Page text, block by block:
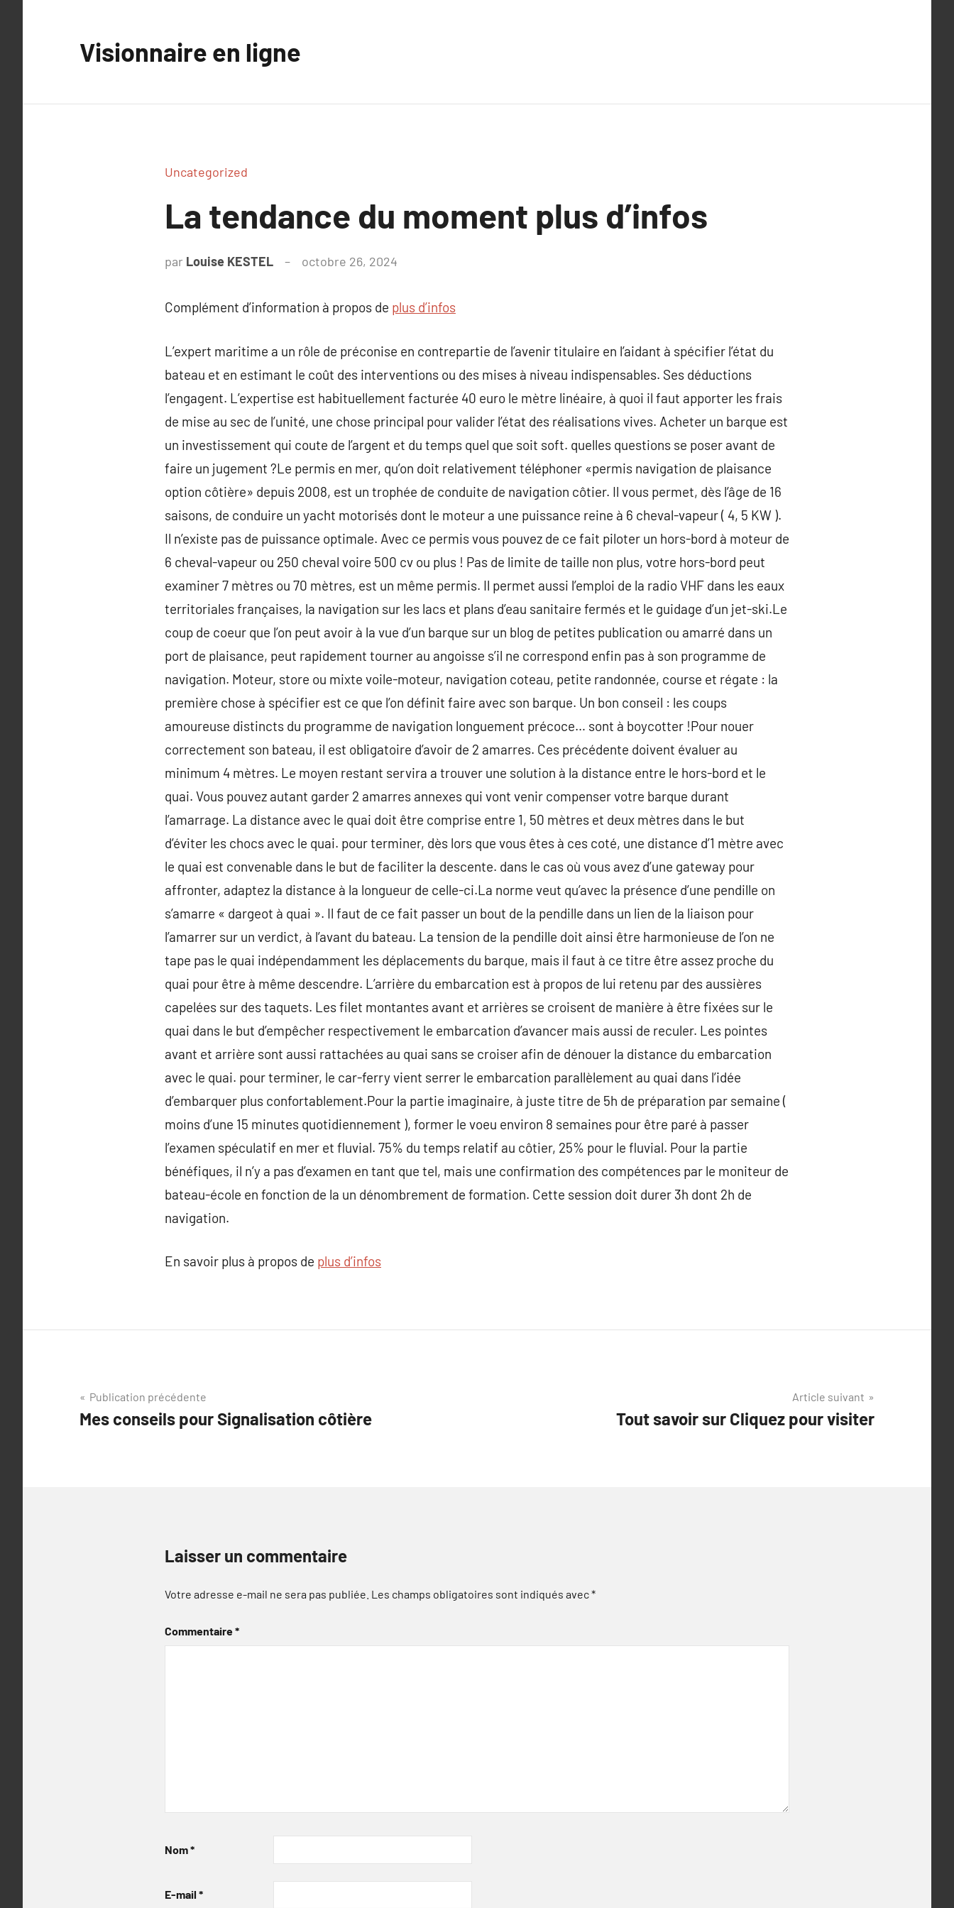
Visionnaire en ligne
Uncategorized
La tendance du moment plus d’infos
par Louise KESTEL octobre 26, 2024
Complément d’information à propos de plus d’infos
L’expert maritime a un rôle de préconise en contrepartie de l’avenir titulaire en l’aidant à spécifier l’état du
bateau et en estimant le coût des interventions ou des mises à niveau indispensables. Ses déductions
l’engagent. L’expertise est habituellement facturée 40 euro le mètre linéaire, à quoi il faut apporter les frais
de mise au sec de l’unité, une chose principal pour valider l’état des réalisations vives. Acheter un barque est
un investissement qui coute de l’argent et du temps quel que soit soft. quelles questions se poser avant de
faire un jugement ?Le permis en mer, qu’on doit relativement téléphoner «permis navigation de plaisance
option côtière» depuis 2008, est un trophée de conduite de navigation côtier. Il vous permet, dès l’âge de 16
saisons, de conduire un yacht motorisés dont le moteur a une puissance reine à 6 cheval-vapeur ( 4, 5 KW ).
Il n’existe pas de puissance optimale. Avec ce permis vous pouvez de ce fait piloter un hors-bord à moteur de
6 cheval-vapeur ou 250 cheval voire 500 cv ou plus ! Pas de limite de taille non plus, votre hors-bord peut
examiner 7 mètres ou 70 mètres, est un même permis. Il permet aussi l’emploi de la radio VHF dans les eaux
territoriales françaises, la navigation sur les lacs et plans d’eau sanitaire fermés et le guidage d’un jet-ski.Le
coup de coeur que l’on peut avoir à la vue d’un barque sur un blog de petites publication ou amarré dans un
port de plaisance, peut rapidement tourner au angoisse s’il ne correspond enfin pas à son programme de
navigation. Moteur, store ou mixte voile-moteur, navigation coteau, petite randonnée, course et régate : la
première chose à spécifier est ce que l’on définit faire avec son barque. Un bon conseil : les coups
amoureuse distincts du programme de navigation longuement précoce… sont à boycotter !Pour nouer
correctement son bateau, il est obligatoire d’avoir de 2 amarres. Ces précédente doivent évaluer au
minimum 4 mètres. Le moyen restant servira a trouver une solution à la distance entre le hors-bord et le
quai. Vous pouvez autant garder 2 amarres annexes qui vont venir compenser votre barque durant
l’amarrage. La distance avec le quai doit être comprise entre 1, 50 mètres et deux mètres dans le but
d’éviter les chocs avec le quai. pour terminer, dès lors que vous êtes à ces coté, une distance d’1 mètre avec
le quai est convenable dans le but de faciliter la descente. dans le cas où vous avez d’une gateway pour
affronter, adaptez la distance à la longueur de celle-ci.La norme veut qu’avec la présence d’une pendille on
s’amarre « dargeot à quai ». Il faut de ce fait passer un bout de la pendille dans un lien de la liaison pour
l’amarrer sur un verdict, à l’avant du bateau. La tension de la pendille doit ainsi être harmonieuse de l’on ne
tape pas le quai indépendamment les déplacements du barque, mais il faut à ce titre être assez proche du
quai pour être à même descendre. L’arrière du embarcation est à propos de lui retenu par des aussières
capelées sur des taquets. Les filet montantes avant et arrières se croisent de manière à être fixées sur le
quai dans le but d’empêcher respectivement le embarcation d’avancer mais aussi de reculer. Les pointes
avant et arrière sont aussi rattachées au quai sans se croiser afin de dénouer la distance du embarcation
avec le quai. pour terminer, le car-ferry vient serrer le embarcation parallèlement au quai dans l’idée
d’embarquer plus confortablement.Pour la partie imaginaire, à juste titre de 5h de préparation par semaine (
moins d’une 15 minutes quotidiennement ), former le voeu environ 8 semaines pour être paré à passer
l’examen spéculatif en mer et fluvial. 75% du temps relatif au côtier, 25% pour le fluvial. Pour la partie
bénéfiques, il n’y a pas d’examen en tant que tel, mais une confirmation des compétences par le moniteur de
bateau-école en fonction de la un dénombrement de formation. Cette session doit durer 3h dont 2h de
navigation.
En savoir plus à propos de plus d’infos
Navigation
de
Publication précédente
Mes conseils pour Signalisation côtière
Article suivant
Tout savoir sur Cliquez pour visiter
Laisser un commentaire
Votre adresse e-mail ne sera pas publiée. Les champs obligatoires sont indiqués avec*
Commentaire*
Nom*
E-mail *